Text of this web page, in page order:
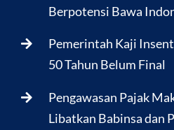
Berpotensi Bawa
Pemerintah Kaji
50 Tahun Belum Final
Pengawasan Pajak
Libatkan Babinsa dan